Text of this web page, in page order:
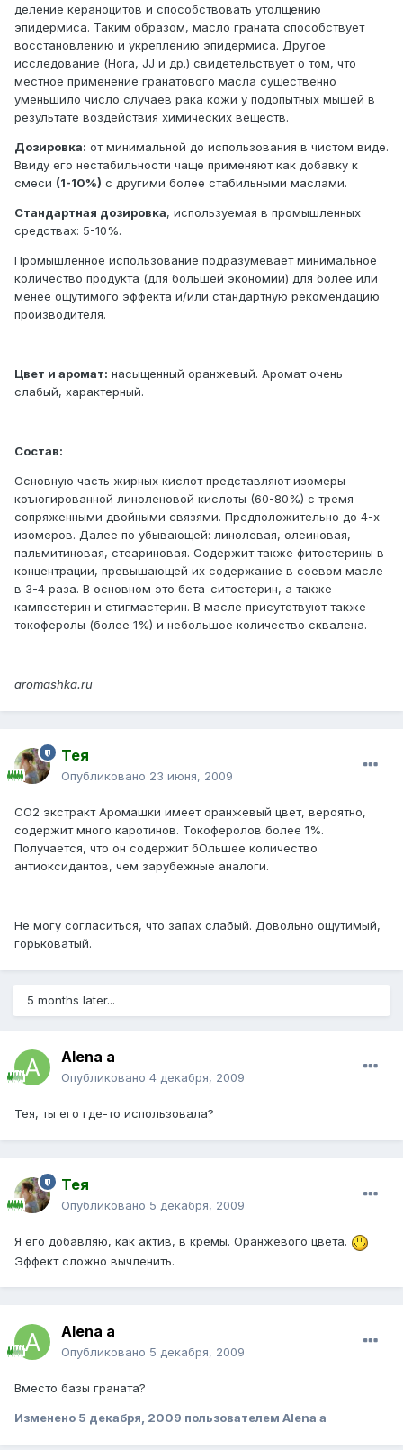
деление кераноцитов и способствовать утолщению
эпидермиса. Таким образом, масло граната способствует
восстановлению и укреплению эпидермиса. Другое
исследование (Hora, JJ и др.) свидетельствует о том, что
местное применение гранатового масла существенно
уменьшило число случаев рака кожи у подопытных мышей в
результате воздействия химических веществ.
Дозировка: от минимальной до использования в чистом виде.
Ввиду его нестабильности чаще применяют как добавку к
смеси (1-10%) с другими более стабильными маслами.
Стандартная дозировка, используемая в промышленных
средствах: 5-10%.
Промышленное использование подразумевает минимальное
количество продукта (для большей экономии) для более или
менее ощутимого эффекта и/или стандартную рекомендацию
производителя.
Цвет и аромат: насыщенный оранжевый. Аромат очень
слабый, характерный.
Состав:
Основную часть жирных кислот представляют изомеры
коъюгированной линоленовой кислоты (60-80%) с тремя
сопряженными двойными связями. Предположительно до 4-х
изомеров. Далее по убывающей: линолевая, олеиновая,
пальмитиновая, стеариновая. Содержит также фитостерины в
концентрации, превышающей их содержание в соевом масле
в 3-4 раза. В основном это бета-ситостерин, а также
кампестерин и стигмастерин. В масле присутствуют также
токоферолы (более 1%) и небольшое количество сквалена.
aromashka.ru
Тея
Опубликовано 23 июня, 2009
СО2 экстракт Аромашки имеет оранжевый цвет, вероятно,
содержит много каротинов. Токоферолов более 1%.
Получается, что он содержит бОльшее количество
антиоксидантов, чем зарубежные аналоги.
Не могу согласиться, что запах слабый. Довольно ощутимый,
горьковатый.
5 months later...
Alena a
Опубликовано 4 декабря, 2009
Тея, ты его где-то использовала?
Тея
Опубликовано 5 декабря, 2009
Я его добавляю, как актив, в кремы. Оранжевого цвета.
Эффект сложно вычленить.
Alena a
Опубликовано 5 декабря, 2009
Вместо базы граната?
Изменено 5 декабря, 2009 пользователем Alena a